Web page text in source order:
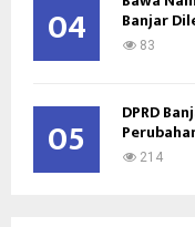
04 Banjar
83
05 DPRD
214